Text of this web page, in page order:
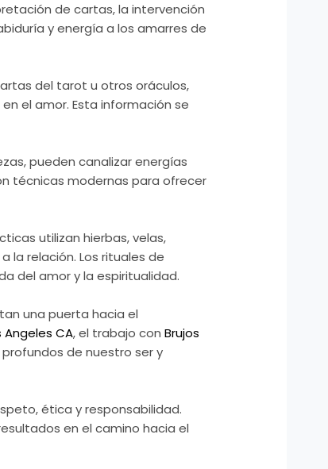
de cartas, la intervención
y energía a los amarres de
del tarot u otros oráculos,
el amor. Esta información se
pueden canalizar energías
técnicas modernas para ofrecer
utilizan hierbas, velas,
la relación. Los rituales de
del amor y la espiritualidad.
una puerta hacia el
CA, el trabajo conBrujos
de nuestro ser y
ética y responsabilidad.
en el camino hacia el